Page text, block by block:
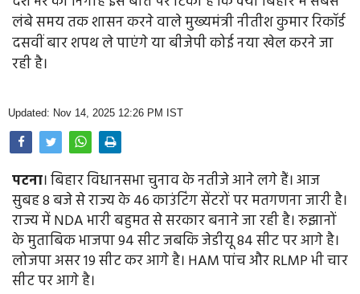
Opinion
Health & Lifestyle
Home
लंबे समय तक शासन करने वाले मुख्यमंत्री नीतीश कुमार रिकॉर्ड
दसवीं बार शपथ ले पाएंगे या बीजेपी कोई नया खेल करने जा
रही है।
Updated: Nov 14, 2025 12:26 PM IST
पटना। बिहार विधानसभा चुनाव के नतीजे आने लगे हैं। आज
सुबह 8 बजे से राज्य के 46 काउंटिंग सेंटरों पर मतगणना जारी है।
राज्य में NDA भारी बहुमत से सरकार बनाने जा रही है। रुझानों
के मुताबिक भाजपा 94 सीट जबकि जेडीयू 84 सीट पर आगे है।
लोजपा असर 19 सीट कर आगे है। HAM पांच और RLMP भी चार
सीट पर आगे है।